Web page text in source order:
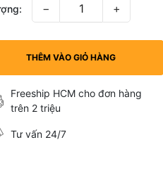
− +
THÊM VÀO GIỎ HÀNG
Freeship HCM cho đơn hàng
trên 2 triệu
Tư vấn 24/7